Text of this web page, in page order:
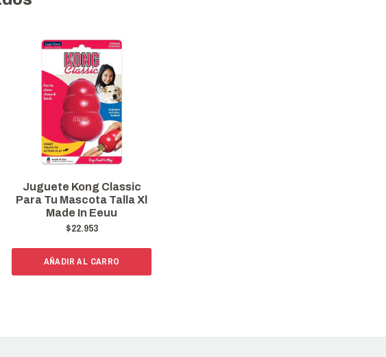
Juguete Kong Classic
Para Tu Mascota Talla Xl
Made In Eeuu
$22.953
AÑADIR AL CARRO